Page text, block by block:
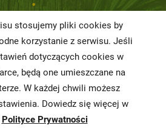
żywności
Informacja o
realizowanej
strategii
Karty
stosujemy pliki cookies by
korzystanie z serwisu. Jeśli
dotyczących cookies w
będą one umieszczane na
W każdej chwili możesz
Dowiedz się więcej w
Polityce Prywatności